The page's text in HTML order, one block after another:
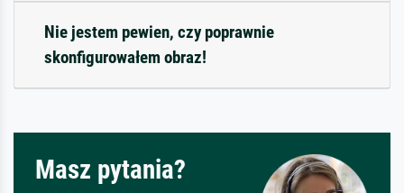
Nie jestem pewien, czy poprawnie
skonfigurowałem obraz!
Masz pytania?